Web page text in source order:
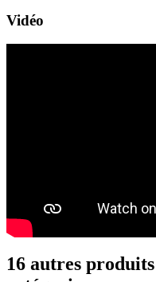
Vidéo
16 autres